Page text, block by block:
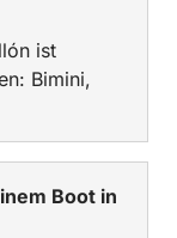
ist
Bimini,
Boot in